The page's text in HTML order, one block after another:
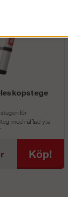
för
med räfflad yta
Köp!